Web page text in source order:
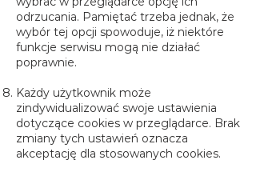
odrzucania. Pamiętać trzeba jednak, że
wybór tej opcji spowoduje, iż niektóre
funkcje serwisu mogą nie działać
poprawnie.
Każdy użytkownik może
zindywidualizować swoje ustawienia
dotyczące cookies w przeglądarce. Brak
zmiany tych ustawień oznacza
akceptację dla stosowanych cookies.